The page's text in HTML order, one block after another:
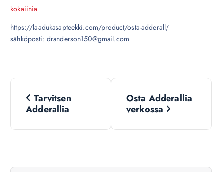
kokaiinia
https://laadukasapteekki.com/product/osta-adderall/
sähköposti: dranderson150@gmail.com
N
v
i
Tarvitsen
Adderallia
Osta Adderallia
verkossa